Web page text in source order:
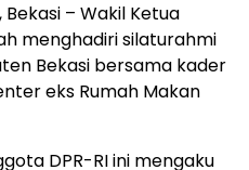
, Bekasi – Wakil Ketua
menghadiri silaturahmi
Bekasi bersama kader
eks Rumah Makan
DPR-RI ini mengaku